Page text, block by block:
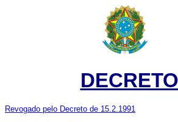
Revogado pelo Decreto de 15.2.1991